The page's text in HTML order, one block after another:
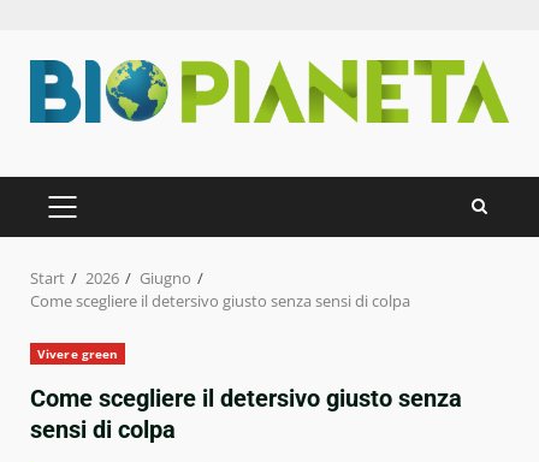
Inhalt
springen
PRIMÄRES
MENÜ
Start 2026
Giugno
Come scegliere il detersivo giusto senza sensi di colpa
Vivere green
Come scegliere il detersivo giusto senza
sensi di colpa